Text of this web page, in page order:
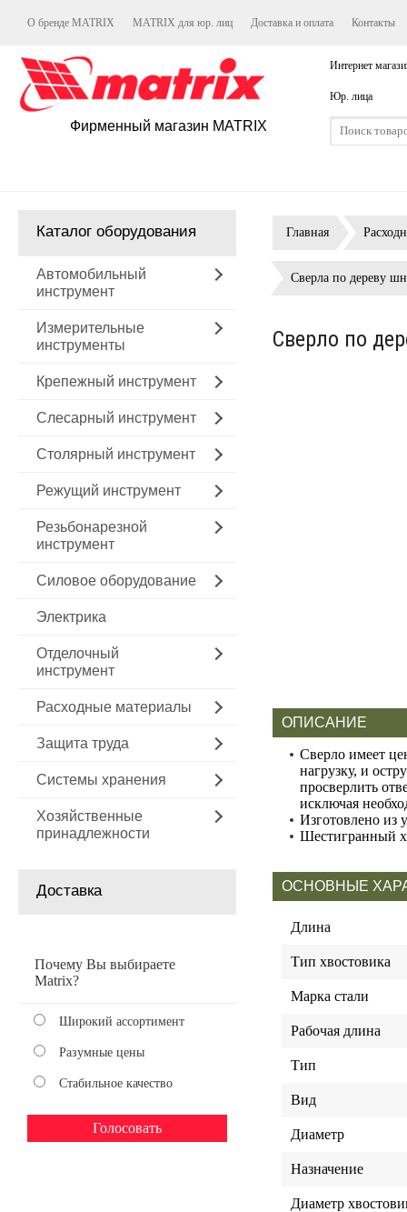
О бренде MATRIX MATRIX для юр. лиц Доставка и оплата Контакты
Фирменный магазин MATRIX
Интернет
Юр. лица
Каталог оборудования
Автомобильный
инструмент
Измерительные
инструменты
Крепежный инструмент
Слесарный инструмент
Столярный инструмент
Режущий инструмент
Резьбонарезной
инструмент
Силовое оборудование
Электрика
Отделочный
инструмент
Расходные материалы
Защита труда
Системы хранения
Хозяйственные
принадлежности
Доставка
Почему Вы выбираете
Matrix?
Широкий ассортимент
Разумные цены
Стабильное качество
Главная
Сверла по дереву
Сверло по
ОПИСАНИЕ
Сверло имеет
нагрузку, и
просверлить
исключая
Изготовлено из
Шестигранный
ОСНОВНЫЕ
Длина
Тип хвостовика
Марка стали
Рабочая длина
Тип
Вид
Диаметр
Назначение
Диаметр